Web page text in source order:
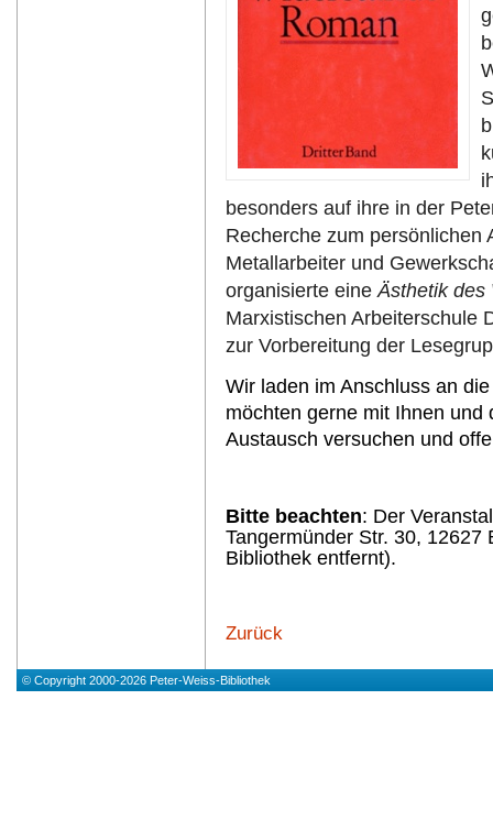
besonders auf ihre in der
Recherche zum persönlichen
Metallarbeiter und
organisierte eine Ästhetik des
Marxistischen Arbeiterschule
zur Vorbereitung der
Wir laden im Anschluss an
möchten gerne mit Ihnen
Austausch versuchen und
Bitte beachten: Der
Tangermünder Str. 30,
Bibliothek entfernt).
Zurück
© Copyright 2000-2026 Peter-Weiss-Bibliothek